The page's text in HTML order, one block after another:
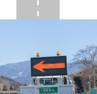
グループ会社です